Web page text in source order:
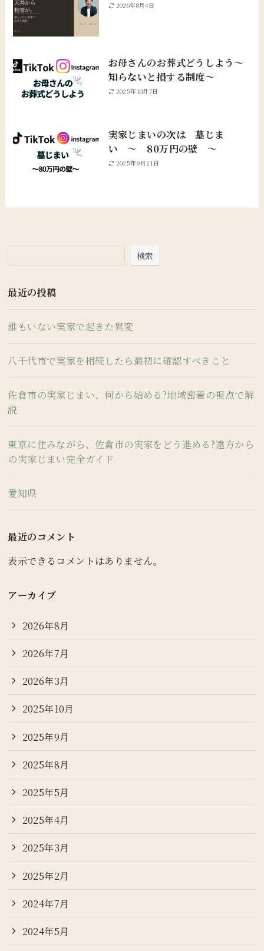
2026年8月4日
お母さんのお葬式どうしよう〜
知らないと損する制度〜
2025年10月7日
実家じまいの次は 墓じま
い 〜 80万円の壁 〜
2025年9月21日
検索
最近の投稿
誰もいない実家で起きた異変
八千代市で実家を相続したら最初に確認すべきこと
佐倉市の実家じまい、何から始める?地域密着の視点で解
説
東京に住みながら、佐倉市の実家をどう進める?遠方から
の実家じまい完全ガイド
愛知県
最近のコメント
表示できるコメントはありません。
アーカイブ
2026年8月
2026年7月
2026年3月
2025年10月
2025年9月
2025年8月
2025年5月
2025年4月
2025年3月
2025年2月
2024年7月
2024年5月